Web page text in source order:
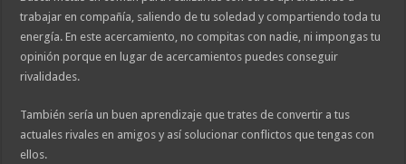
trabajar en compañía, saliendo de tu soledad y compartiendo toda tu
energía. En este acercamiento, no compitas con nadie, ni impongas tu
opinión porque en lugar de acercamientos puedes conseguir
rivalidades.
También sería un buen aprendizaje que trates de convertir a tus
actuales rivales en amigos y así solucionar conflictos que tengas con
ellos.